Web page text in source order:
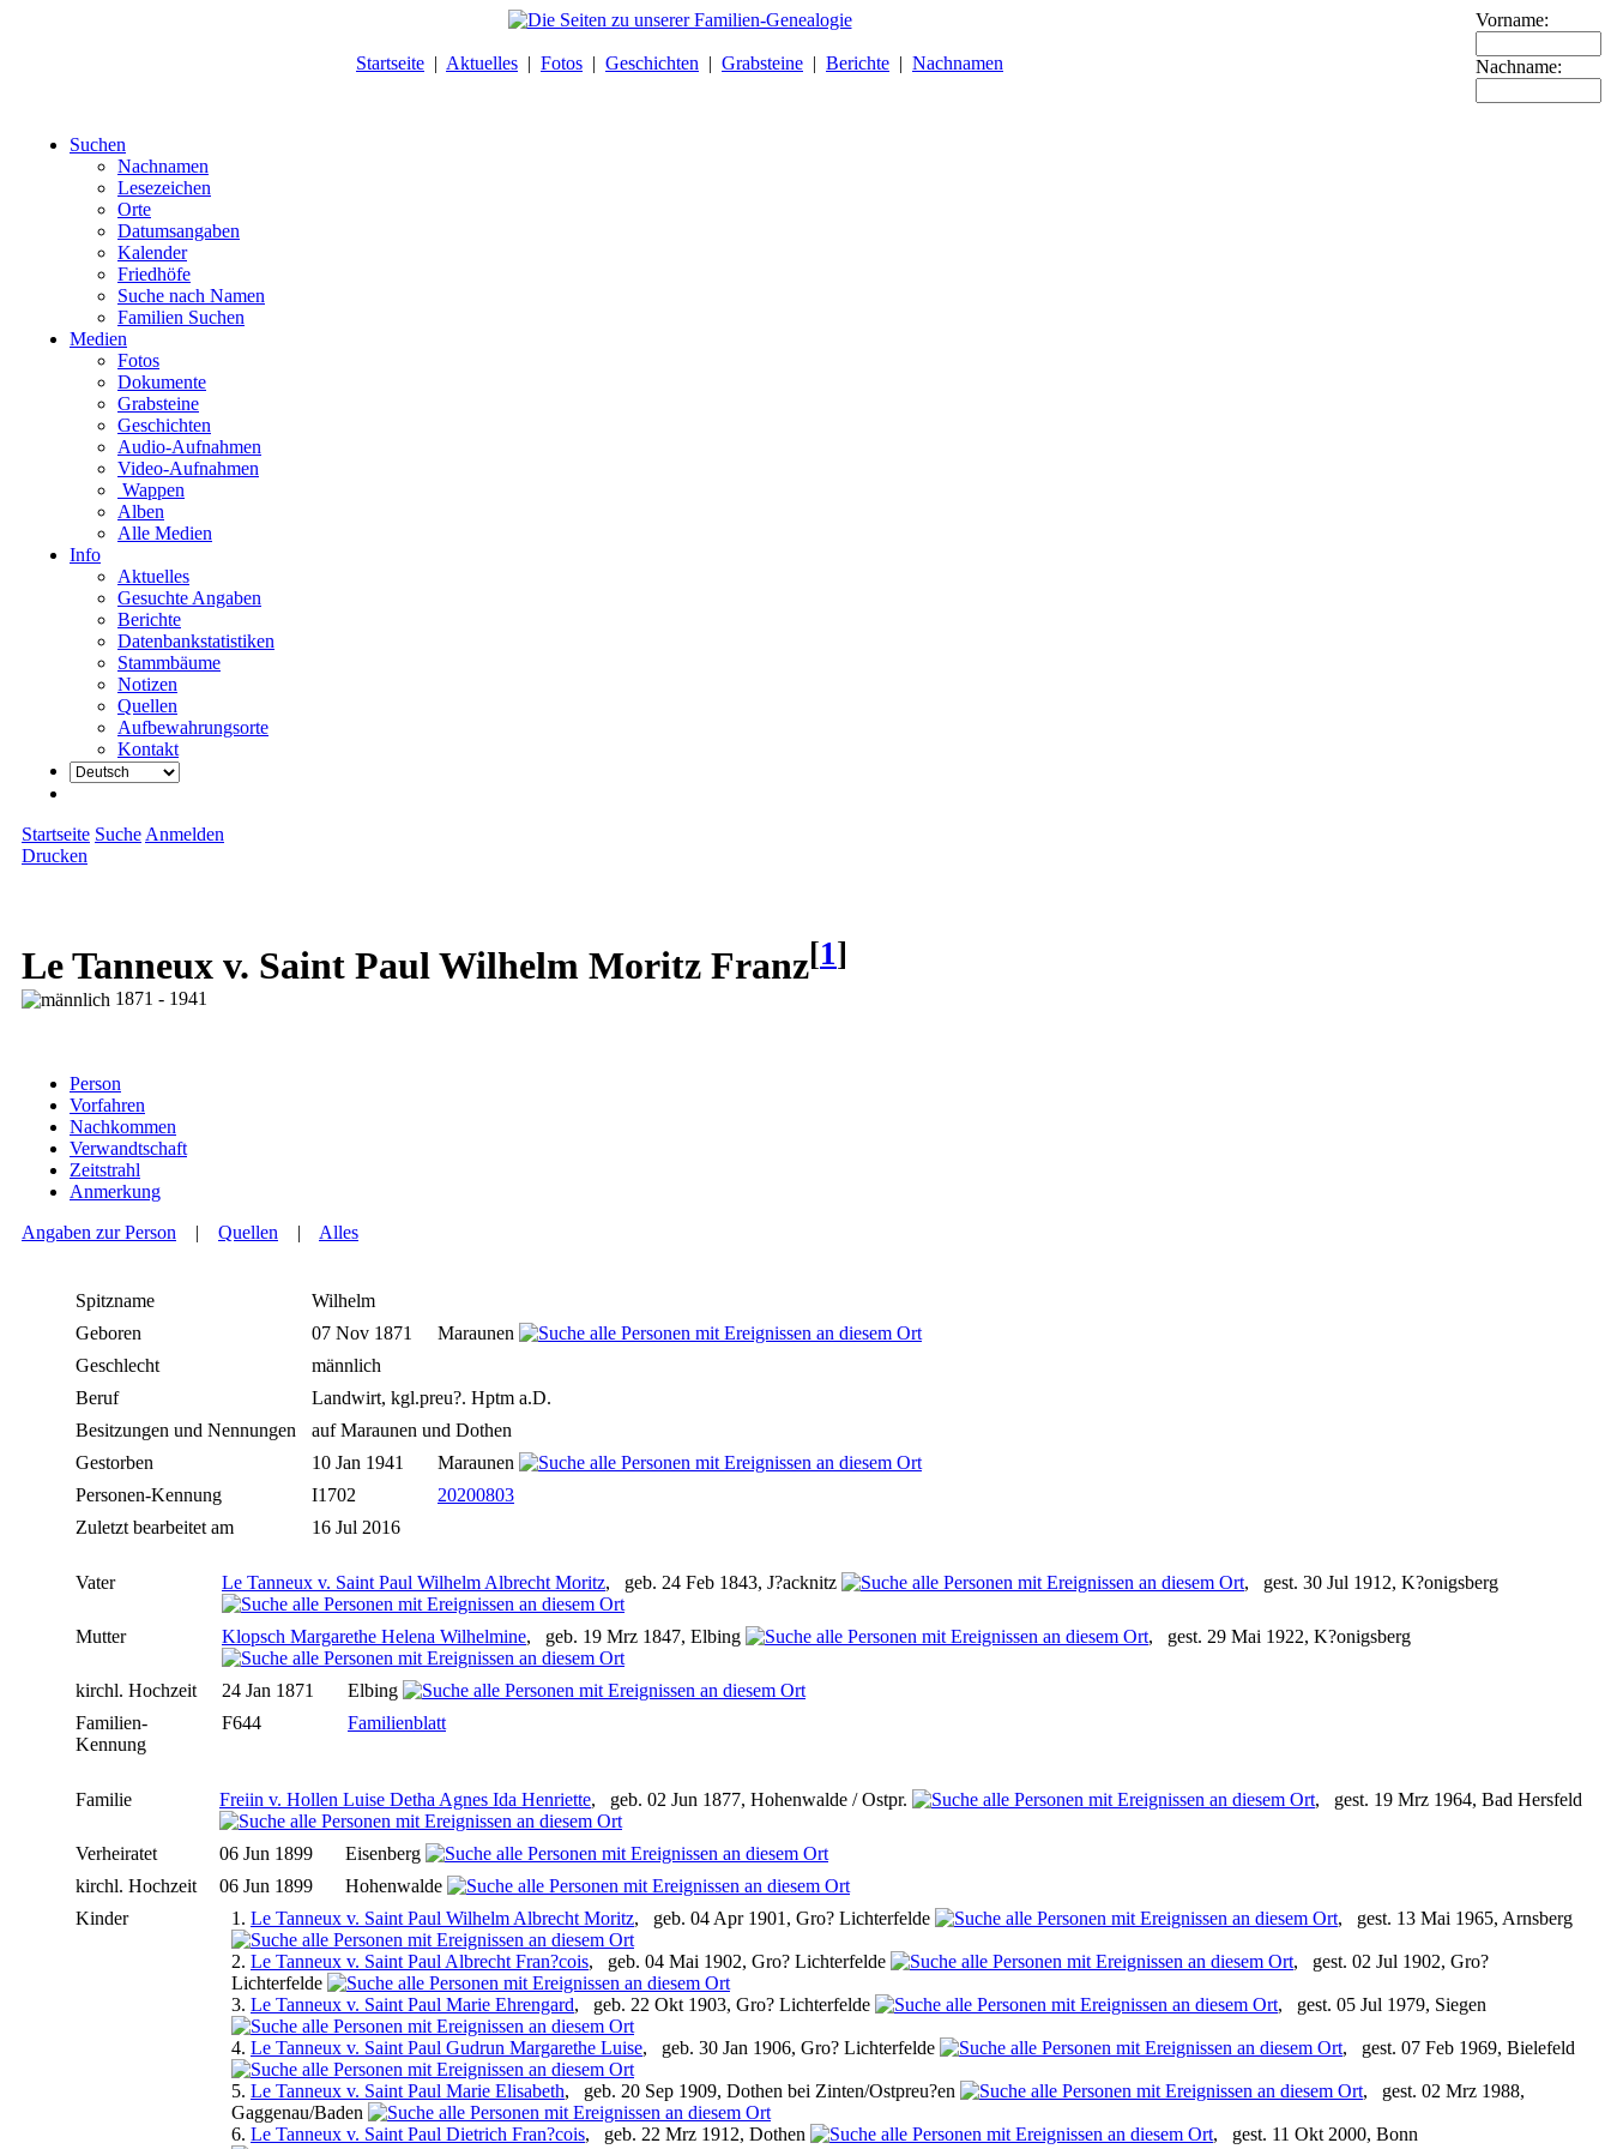
Startseite | Aktuelles | Fotos | Geschichten | Grabsteine | Berichte | Nachnamen
Vorname:
Nachname:
Suchen
Nachnamen
Lesezeichen
Orte
Datumsangaben
Kalender
Friedhöfe
Suche nach Namen
Familien Suchen
Medien
Fotos
Dokumente
Grabsteine
Geschichten
Audio-Aufnahmen
Video-Aufnahmen
Wappen
Alben
Alle Medien
Info
Aktuelles
Gesuchte Angaben
Berichte
Datenbankstatistiken
Stammbäume
Notizen
Quellen
Aufbewahrungsorte
Kontakt
Startseite Suche Anmelden
Drucken
Le Tanneux v. Saint Paul Wilhelm Moritz Franz[1]
1871 - 1941
Person
Vorfahren
Nachkommen
Verwandtschaft
Zeitstrahl
Anmerkung
Angaben zur Person | Quellen | Alles
Spitzname
Wilhelm
Geboren
07 Nov 1871
Maraunen
Geschlecht
männlich
Beruf
Landwirt, kgl.preu?. Hptm a.D.
Besitzungen und Nennungen
auf Maraunen und Dothen
Gestorben
10 Jan 1941
Maraunen
Personen-Kennung
I1702
20200803
Zuletzt bearbeitet am
16 Jul 2016
Vater Le Tanneux v. Saint Paul Wilhelm Albrecht Moritz, geb. 24 Feb 1843, J?acknitz , gest. 30 Jul 1912, K?onigsberg
Mutter Klopsch Margarethe Helena Wilhelmine, geb. 19 Mrz 1847, Elbing , gest. 29 Mai 1922, K?onigsberg
kirchl. Hochzeit 24 Jan 1871
Elbing
Familien-
Kennung
F644 Familienblatt
Familie Freiin v. Hollen Luise Detha Agnes Ida Henriette, geb. 02 Jun 1877, Hohenwalde / Ostpr. , gest. 19 Mrz 1964, Bad Hersfeld
Verheiratet 06 Jun 1899
Eisenberg
kirchl. Hochzeit
06 Jun 1899
Hohenwalde
Kinder
1. Le Tanneux v. Saint Paul Wilhelm Albrecht Moritz, geb. 04 Apr 1901, Gro? Lichterfelde , gest. 13 Mai 1965, Arnsberg
2. Le Tanneux v. Saint Paul Albrecht Fran?cois, geb. 04 Mai 1902, Gro? Lichterfelde
, gest. 02 Jul 1902, Gro?
Lichterfelde
3. Le Tanneux v. Saint Paul Marie Ehrengard, geb. 22 Okt 1903, Gro? Lichterfelde , gest. 05 Jul 1979, Siegen
4. Le Tanneux v. Saint Paul Gudrun Margarethe Luise, geb. 30 Jan 1906, Gro? Lichterfelde , gest. 07 Feb 1969, Bielefeld
5. Le Tanneux v. Saint Paul Marie Elisabeth, geb. 20 Sep 1909, Dothen bei Zinten/Ostpreu?en
, gest. 02 Mrz 1988,
Gaggenau/Baden
6. Le Tanneux v. Saint Paul Dietrich Fran?cois, geb. 22 Mrz 1912, Dothen , gest. 11 Okt 2000, Bonn